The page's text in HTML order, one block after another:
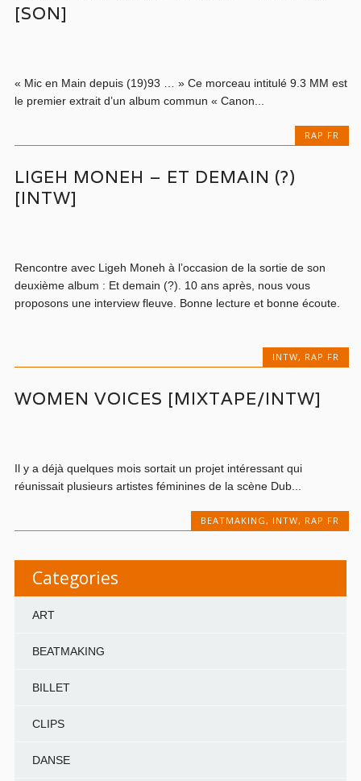
[SON]
« Mic en Main depuis (19)93 … » Ce morceau intitulé 9.3 MM est
le premier extrait d’un album commun « Canon...
RAP FR
LIGEH MONEH – ET DEMAIN (?)
[INTW]
Rencontre avec Ligeh Moneh à l’occasion de la sortie de son
deuxième album : Et demain (?). 10 ans après, nous vous
proposons une interview fleuve. Bonne lecture et bonne écoute.
INTW, RAP FR
WOMEN VOICES [MIXTAPE/INTW]
Il y a déjà quelques mois sortait un projet intéressant qui
réunissait plusieurs artistes féminines de la scène Dub...
BEATMAKING, INTW, RAP FR
Categories
ART
BEATMAKING
BILLET
CLIPS
DANSE